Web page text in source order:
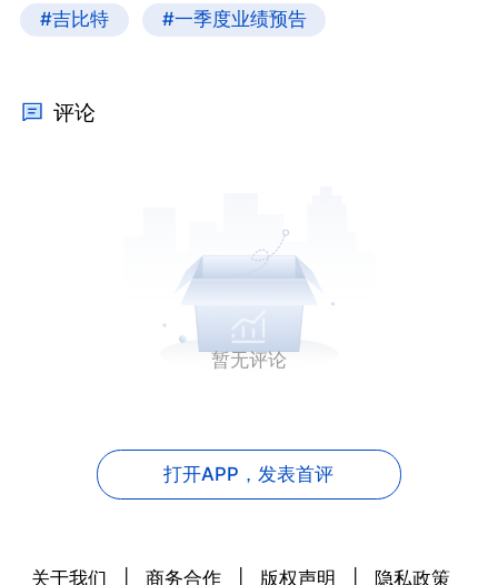
#吉比特 #一季度业绩预告
评论
暂无评论
打开APP，发表首评
关于我们 商务合作 版权声明 隐私政策